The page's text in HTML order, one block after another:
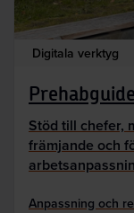
Digitala verktyg
Stöd till chefer,
främjande och
Anpassning och